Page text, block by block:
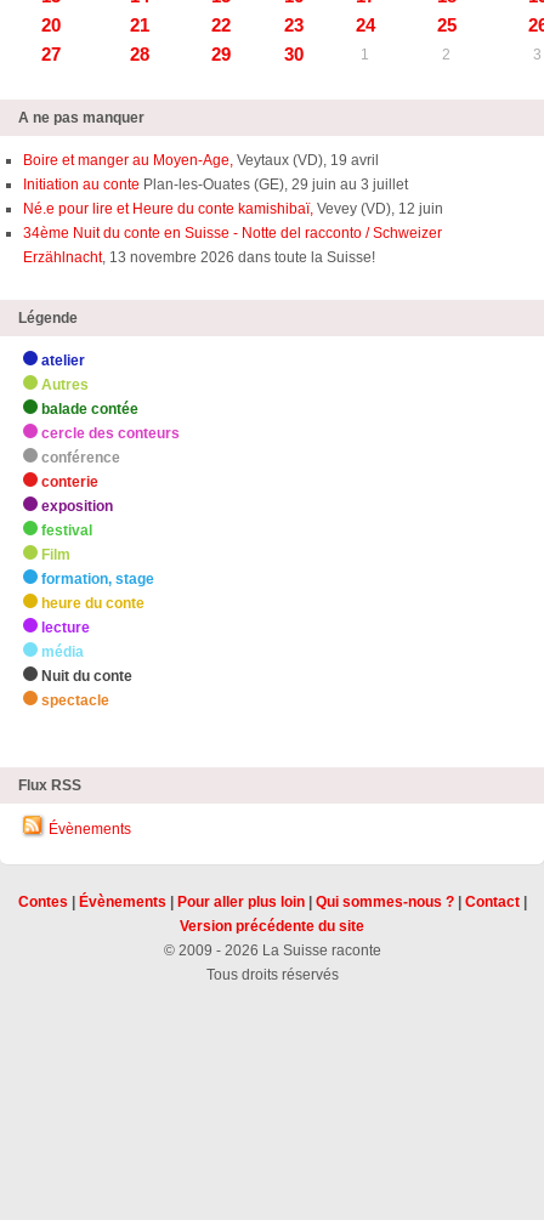
20
21 22 23 24 25
27
28 29 30 1 2 3
A ne pas manquer
Boire et manger au Moyen-Age, Veytaux (VD), 19 avril
Initiation au conte Plan-les-Ouates (GE), 29 juin au 3 juillet
Né.e pour lire et Heure du conte kamishibaï, Vevey (VD), 12 juin
34ème Nuit du conte en Suisse - Notte del racconto / Schweizer
Erzählnacht, 13 novembre 2026 dans toute la Suisse!
Légende
atelier
Autres
balade contée
cercle des conteurs
conférence
conterie
exposition
festival
Film
formation, stage
heure du conte
lecture
média
Nuit du conte
spectacle
Flux RSS
Évènements
Contes Évènements Pour aller plus loin| Qui sommes-nous ?| Contact|
Version précédente du site
© 2009 - 2026 La Suisse raconte
Tous droits réservés